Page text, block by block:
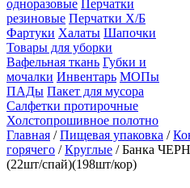
одноразовые Перчатки
резиновые Перчатки Х/Б
Фартуки Халаты Шапочки
Товары для уборки
Вафельная ткань Губки и
мочалки Инвентарь МОПы
ПАДы Пакет для мусора
Салфетки протирочные
Холстопрошивное полотно
Главная /Пищевая упаковка /
горячего /Круглые / Банка
(22шт/спай)(198шт/кор)